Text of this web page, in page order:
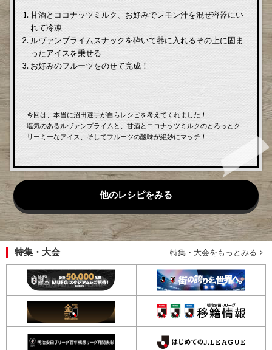
甘酒とココナッツミルク、お好みでレモン汁を混ぜ容器にい
れて冷凍
ルヴァンプライムスナックを砕いて器に入れるその上に固ま
ったアイスを乗せる
お好みのフルーツをのせて完成！
今回は、本当に沼田選手が自らレシピを考えてくれました！
塩気のあるルヴァンプライムと、甘酒とココナッツミルクのとろっとク
リーミーなアイス、そしてフルーツの酸味が絶妙にマッチ！
他のレシピをみる
特集・大会 特集・大会をもっとみる